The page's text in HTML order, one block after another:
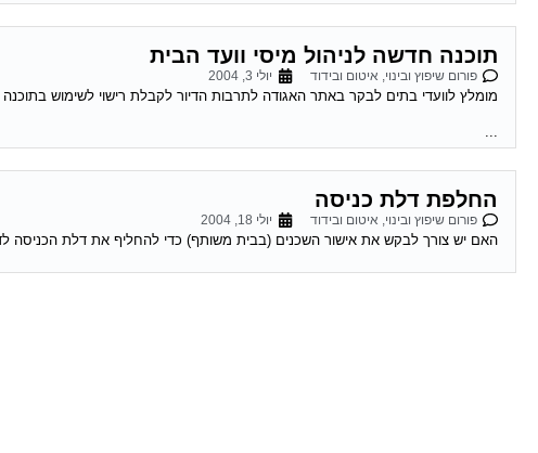
תוכנה חדשה לניהול מיסי וועד הבית
פורום שיפוץ ובינוי, איטום ובידוד יולי 3, 2004
מומלץ לוועדי בתים לבקר באתר האגודה לתרבות הדיור לקבלת רישוי לשימוש
...
החלפת דלת כניסה
פורום שיפוץ ובינוי, איטום ובידוד יולי 18, 2004
האם יש צורך לבקש את אישור השכנים (בבית משותף) כדי להחליף את דלת הכניסה לדירתי? 19-07-2004 17:39:00 דרור מגל למה אתה חושב שאתה